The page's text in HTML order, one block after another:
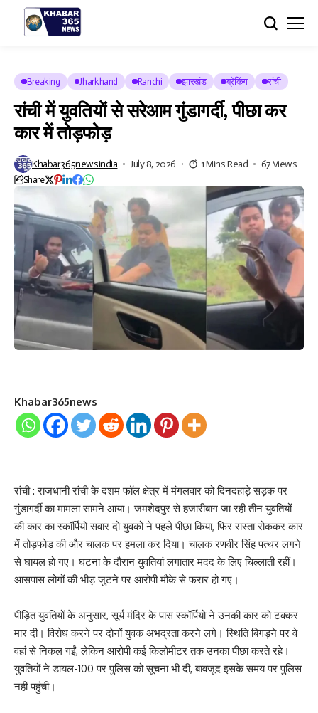
Breaking Jharkhand Ranchi झारखंड ब्रेकिंग रांची
रांची में युवतियों से सरेआम गुंडागर्दी, पीछा कर
कार में तोड़फोड़
Khabar365newsindia July 8, 2026 1 Mins Read 67 Views
Share
Khabar365news
रांची : राजधानी रांची के दशम फॉल क्षेत्र में मंगलवार को दिनदहाड़े सड़क पर
गुंडागर्दी का मामला सामने आया। जमशेदपुर से हजारीबाग जा रही तीन युवतियों
की कार का स्कॉर्पियो सवार दो युवकों ने पहले पीछा किया, फिर रास्ता रोककर कार
में तोड़फोड़ की और चालक पर हमला कर दिया। चालक रणवीर सिंह पत्थर लगने
से घायल हो गए। घटना के दौरान युवतियां लगातार मदद के लिए चिल्लाती रहीं।
आसपास लोगों की भीड़ जुटने पर आरोपी मौके से फरार हो गए।
पीड़ित युवतियों के अनुसार, सूर्य मंदिर के पास स्कॉर्पियो ने उनकी कार को टक्कर
मार दी। विरोध करने पर दोनों युवक अभद्रता करने लगे। स्थिति बिगड़ने पर वे
वहां से निकल गईं, लेकिन आरोपी कई किलोमीटर तक उनका पीछा करते रहे।
युवतियों ने डायल-100 पर पुलिस को सूचना भी दी, बावजूद इसके समय पर पुलिस
नहीं पहुंची।